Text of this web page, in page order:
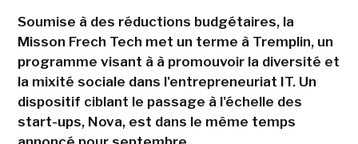
Soumise à des réductions budgétaires, la
Misson Frech Tech met un terme à Tremplin, un
programme visant à à promouvoir la diversité et
la mixité sociale dans l'entrepreneuriat IT. Un
dispositif ciblant le passage à l'échelle des
start-ups, Nova, est dans le même temps